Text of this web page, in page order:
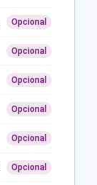
Opcional
Opcional
Opcional
Opcional
Opcional
Opcional